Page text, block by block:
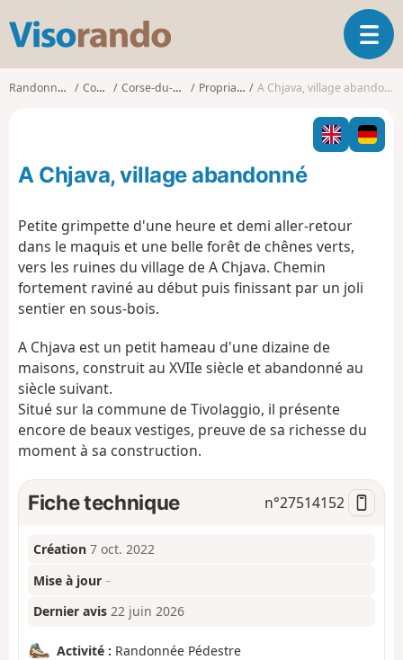
s
o
o
O
u
i
r
l
Randonnées Corse Corse-du-Sud Propriano A Chjava, village abandonné
A Chjava, village abandonné
Petite grimpette d'une heure et demi aller-retour
dans le maquis et une belle forêt de chênes verts,
vers les ruines du village de A Chjava. Chemin
fortement raviné au début puis finissant par un joli
sentier en sous-bois.
A Chjava est un petit hameau d'une dizaine de
maisons, construit au XVIIe siècle et abandonné au
siècle suivant.
Situé sur la commune de Tivolaggio, il présente
encore de beaux vestiges, preuve de sa richesse du
moment à sa construction.
Fiche technique n°27514152
Création 7 oct. 2022
Mise à jour –
Dernier avis 22 juin 2026
Activité : Randonnée Pédestre